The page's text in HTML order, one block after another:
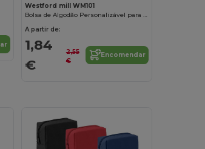
Westford mill WM101
Bolsa de Algodão Personalizável para Ombro
A partir de:
1,84
€
2,55
€
Encomendar